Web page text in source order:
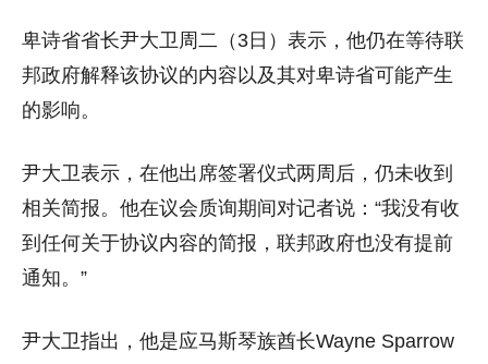
卑诗省省长尹大卫周二（3日）表示，他仍在等待联
邦政府解释该协议的内容以及其对卑诗省可能产生
的影响。
尹大卫表示，在他出席签署仪式两周后，仍未收到
相关简报。他在议会质询期间对记者说：“我没有收
到任何关于协议内容的简报，联邦政府也没有提前
通知。”
尹大卫指出，他是应马斯琴族酋长Wayne Sparrow